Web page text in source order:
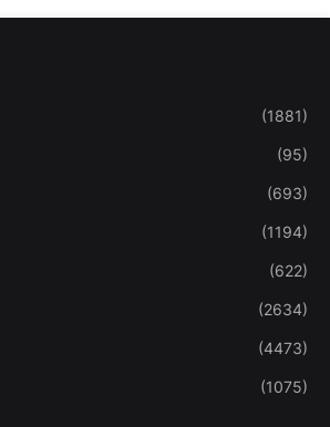
(1881)
(95)
(693)
(1194)
(622)
(2634)
(4473)
(1075)